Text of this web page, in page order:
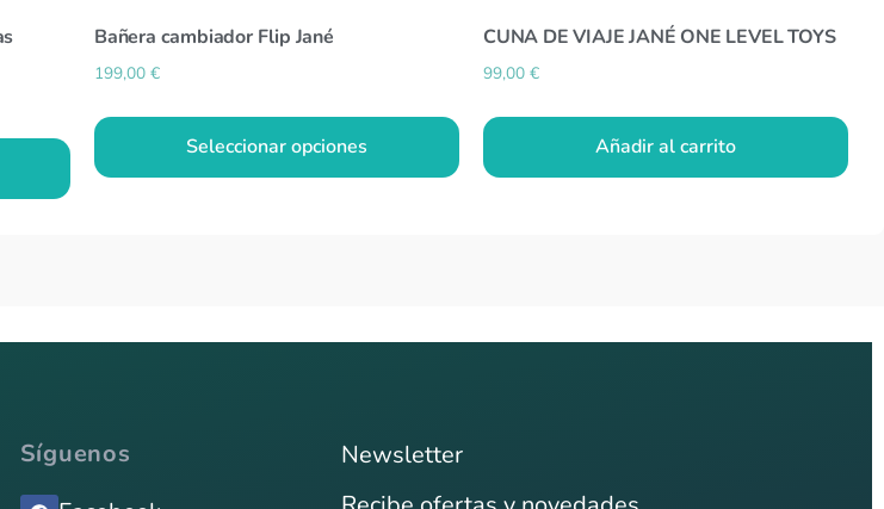
Bañera cambiador Flip Jané
199,00 €
Seleccionar opciones
CUNA DE VIAJE JANÉ ONE LEVEL TOYS
99,00 €
Añadir al carrito
Síguenos
Newsletter